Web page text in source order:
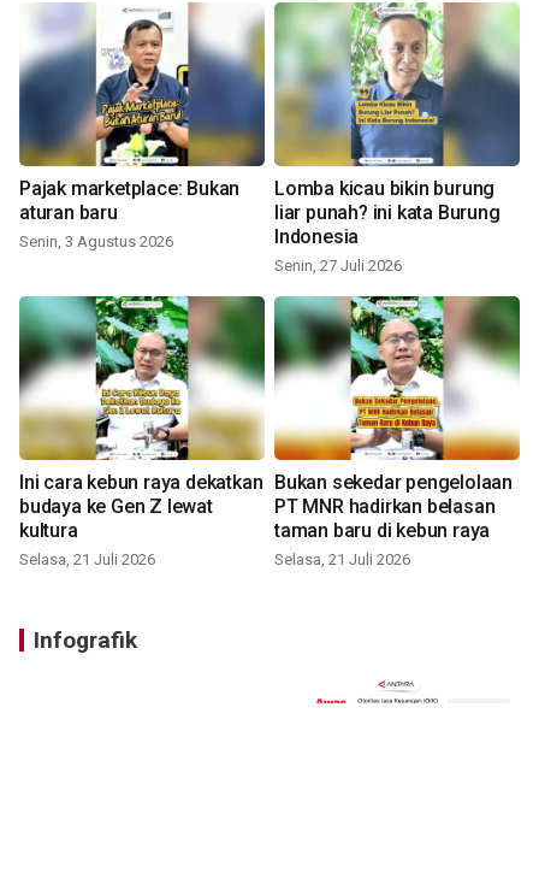
Pajak marketplace: Bukan
aturan baru
Senin, 3 Agustus 2026
Lomba kicau bikin burung
liar punah? ini kata Burung
Indonesia
Senin, 27 Juli 2026
Ini cara kebun raya dekatkan
budaya ke Gen Z lewat
kultura
Selasa, 21 Juli 2026
Bukan sekedar pengelolaan
PT MNR hadirkan belasan
taman baru di kebun raya
Selasa, 21 Juli 2026
Infografik